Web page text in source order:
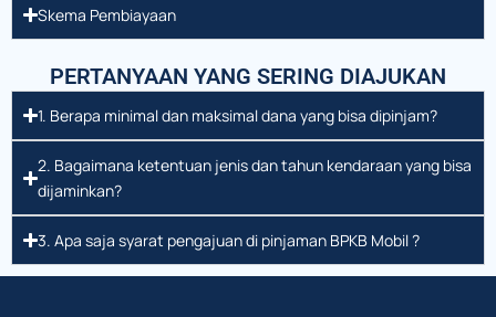
Skema Pembiayaan
PERTANYAAN YANG SERING DIAJUKAN
1. Berapa minimal dan maksimal dana yang bisa dipinjam?
2. Bagaimana ketentuan jenis dan tahun kendaraan yang bisa
dijaminkan?
3. Apa saja syarat pengajuan di pinjaman BPKB Mobil ?